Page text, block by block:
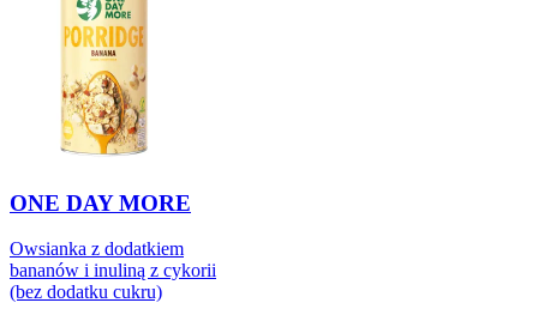
ONE DAY MORE
Owsianka z dodatkiem
bananów i inuliną z cykorii
(bez dodatku cukru)